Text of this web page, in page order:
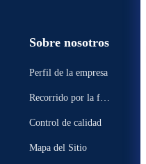
Sobre nosotros
Perfil de la empresa
Recorrido por la fábr
Control de calidad
Mapa del Sitio